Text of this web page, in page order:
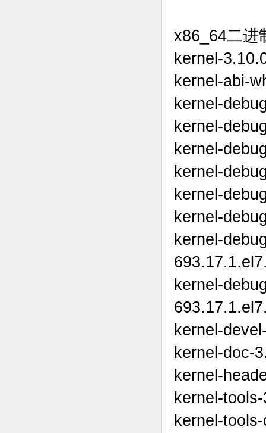
x86_64二进
kernel-
kernel-abi-
kernel-
kernel-
kernel-
kernel-
kernel-
kernel-
kernel-
kernel-
kernel-
kernel-doc-
kernel-
kernel-
kernel-